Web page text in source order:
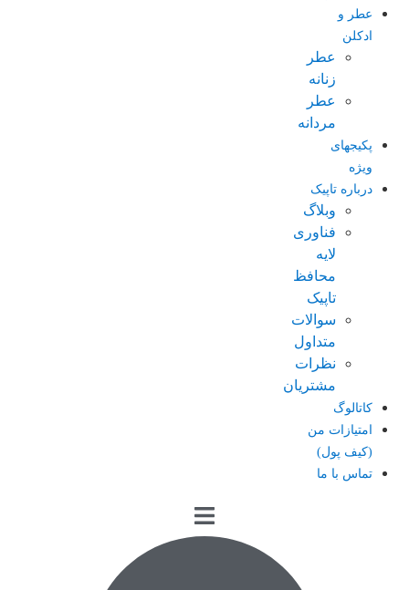
عطر و
ادکلن
عطر
زنانه
عطر
مردانه
پکیجهای
ویژه
درباره تاپیک
وبلاگ
فناوری
لایه
محافظ
تاپیک
سوالات
متداول
نظرات
مشتریان
کاتالوگ
امتیازات من
(کیف پول)
تماس با ما